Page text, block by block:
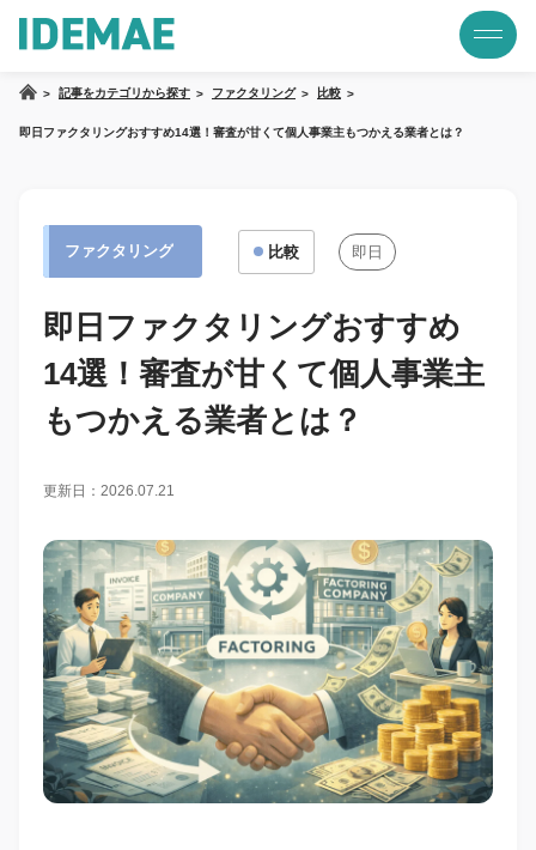
記事をカテゴリから探す ファクタリング 比較
即日ファクタリングおすすめ14選！審査が甘くて個人事業主もつかえる業者とは？
ファクタリング 比較 即日
即日ファクタリングおすすめ
14選！審査が甘くて個人事業主
もつかえる業者とは？
更新日：2026.07.21